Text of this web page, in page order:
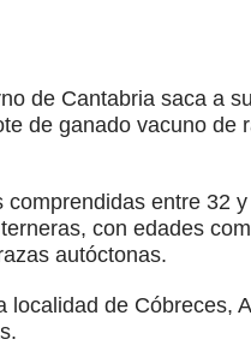
de Cantabria saca a
de ganado vacuno de
entre 32
con edades
autóctonas.
localidad de Cóbreces,